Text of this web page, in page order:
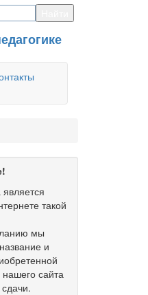
такой
мы
и
сайта